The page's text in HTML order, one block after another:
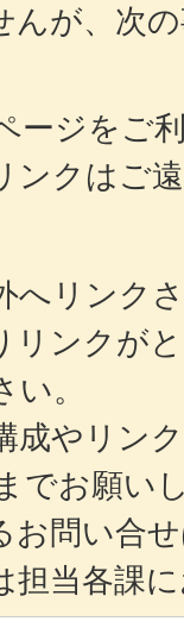
んが、次
ージをご
ンクはご
へリンク
リンクが
。
成やリン
でお願い
お問い合
担当各課